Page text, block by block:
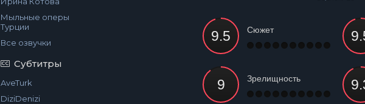
Мыльные оперы
Турции
Все озвучки
Субтитры
AveTurk
DiziDenizi
Сюжет
Зрелищность